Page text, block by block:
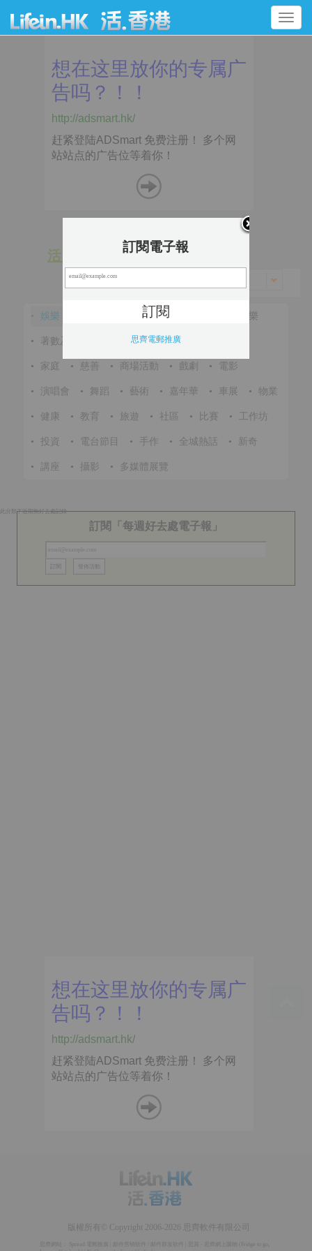
Toggle
navigation
活 動
• 娛樂 • 節慶 音樂
• 著數及優惠 • 體育 •
• 家庭 • 慈善 • 商場活動 • 戲劇 • 電影
• 演唱會 • 舞蹈 • 藝術 • 嘉年華 • 車展 • 物業
• 健康 • 教育 • 旅遊 • 社區 • 比賽 • 工作坊
• 投資 • 電台節目 • 手作 • 全城熱話 • 新奇
• 講座 • 攝影 • 多媒體展覽
此分類下近期無好去處記錄
訂閱「每週好去處電子報」
訂閱電子報
思齊電郵推廣
版權所有© Copyright 2006-2026 思齊軟件有限公司
Spread 電郵推廣